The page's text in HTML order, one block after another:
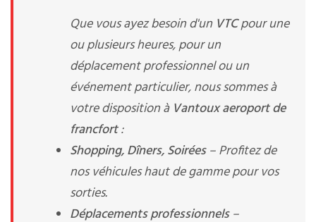
Que vous ayez besoin d'un VTCpour une
ou plusieurs heures, pour un
déplacement professionnel ou un
événement particulier, nous sommes à
votre disposition à Vantoux aeroport de
francfort:
Shopping, Dîners, Soirées– Profitez de
nos véhicules haut de gamme pour vos
sorties.
Déplacements professionnels–